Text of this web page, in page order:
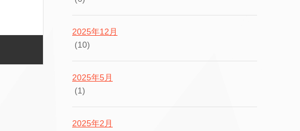
2025年12月
(10)
2025年5月
(1)
2025年2月